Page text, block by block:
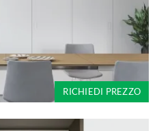
RICHIEDI PREZZO